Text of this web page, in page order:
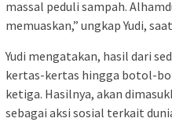
massal peduli sampah.
memuaskan,” ungkap Yudi,
Yudi mengatakan, hasil dari
kertas-kertas hingga botol-
ketiga. Hasilnya, akan
sebagai aksi sosial terkait